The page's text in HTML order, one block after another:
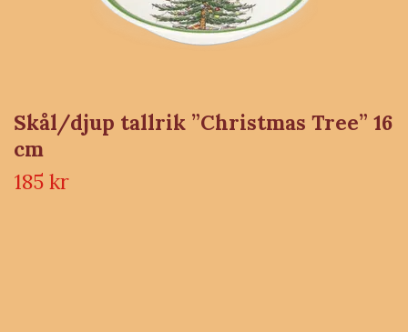
Skål/djup tallrik ”Christmas Tree” 16
cm
185 kr